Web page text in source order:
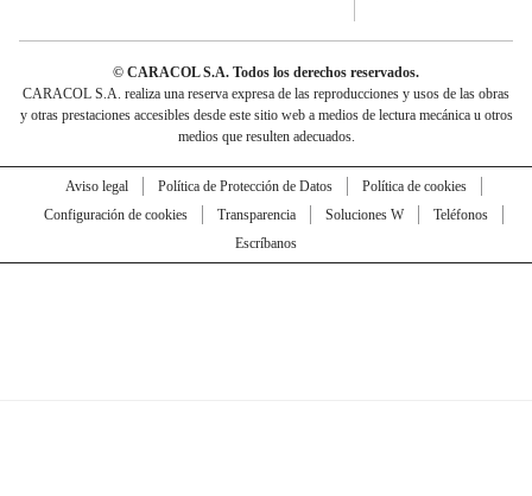
© CARACOL S.A. Todos los derechos reservados.
CARACOL S.A. realiza una reserva expresa de las reproducciones y usos de las obras
y otras prestaciones accesibles desde este sitio web a medios de lectura mecánica u otros
medios que resulten adecuados.
Aviso legal Política de Protección de Datos
Política de cookies
Configuración de cookies
Transparencia Soluciones W
Teléfonos
Escríbanos